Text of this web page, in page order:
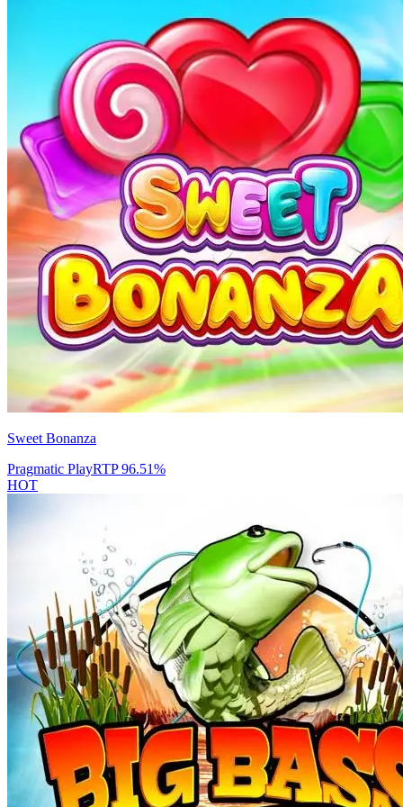
Sweet Bonanza
Pragmatic PlayRTP96.51%
HOT